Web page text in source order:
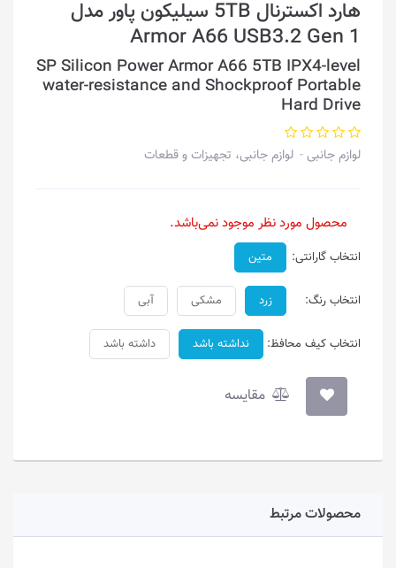
هارد اکسترنال 5TB سیلیکون پاور مدل
Armor A66 USB3.2 Gen 1
SP Silicon Power Armor A66 5TB IPX4-level
water-resistance and Shockproof Portable
Hard Drive
لوازم جانبی لوازم جانبی، تجهیزات و قطعات
محصول مورد نظر موجود نمی‌باشد.
انتخاب گارانتی: متین
انتخاب رنگ: زرد مشکی آبی
انتخاب کیف محافظ: نداشته باشد داشته باشد
مقایسه
محصولات مرتبط